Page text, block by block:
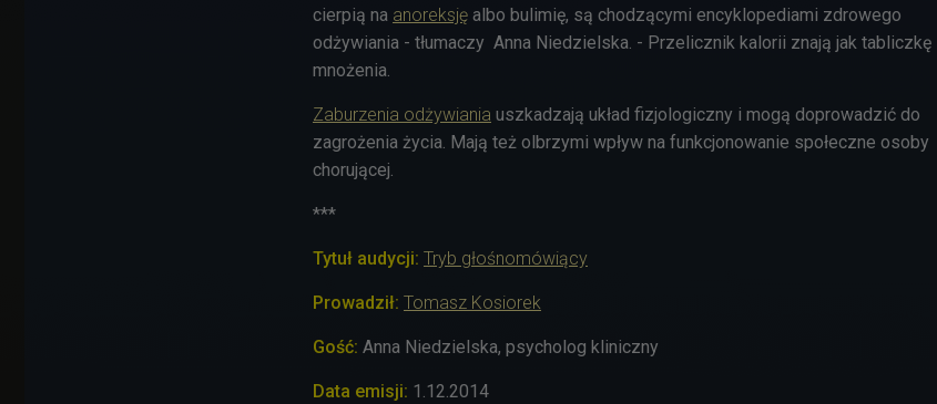
cierpią na anoreksję albo bulimię, są chodzącymi encyklopediami zdrowego
odżywiania - tłumaczy Anna Niedzielska. - Przelicznik kalorii znają jak tabliczkę
mnożenia.
Zaburzenia odżywiania uszkadzają układ fizjologiczny i mogą doprowadzić do
zagrożenia życia. Mają też olbrzymi wpływ na funkcjonowanie społeczne osoby
chorującej.
***
Tytuł audycji: Tryb głośnomówiący
Prowadził: Tomasz Kosiorek
Gość: Anna Niedzielska, psycholog kliniczny
Data emisji: 1.12.2014